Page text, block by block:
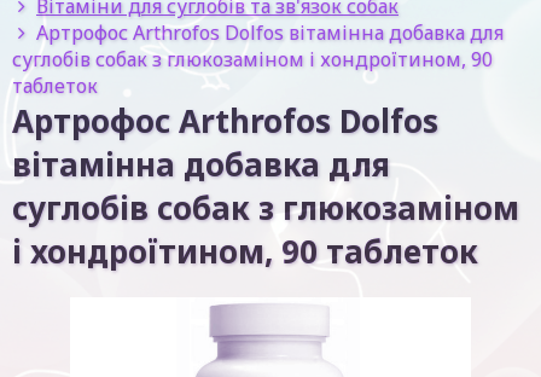
Вітаміни для суглобів та зв'язок собак
Артрофос Arthrofos Dolfos вітамінна добавка для
суглобів собак з глюкозаміном і хондроїтином, 90
таблеток
Артрофос Arthrofos Dolfos
вітамінна добавка для
суглобів собак з глюкозаміном
і хондроїтином, 90 таблеток